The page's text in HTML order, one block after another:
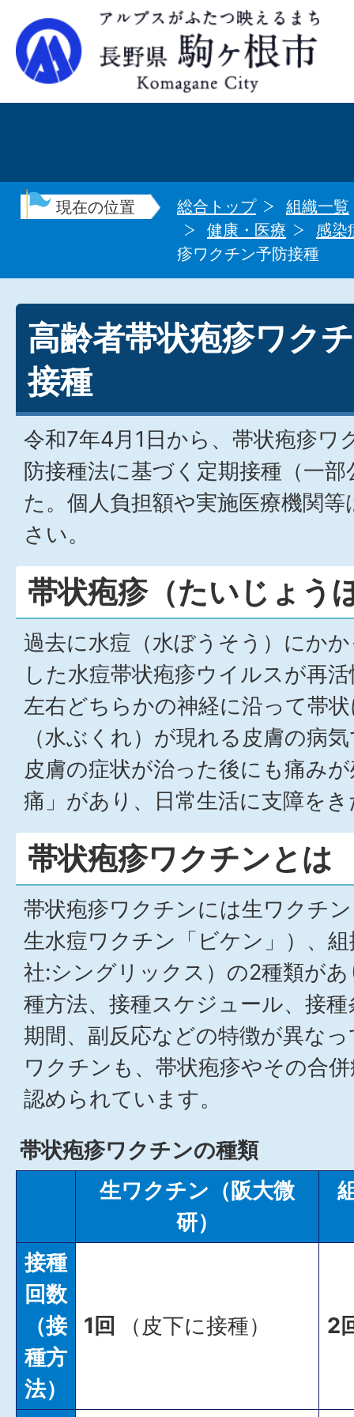
現在の位置 総合トップ
組織一覧
健康・医療
感染
疹ワクチン予防接種
高齢者帯状疱疹ワク
接種
令和7年4月1日から、帯状疱疹ワ
防接種法に基づく定期接種（一
た。個人負担額や実施医療機関
さい。
帯状疱疹（たいじょう
過去に水痘（水ぼうそう）にか
した水痘帯状疱疹ウイルスが再
左右どちらかの神経に沿って帯
（水ぶくれ）が現れる皮膚の病
皮膚の症状が治った後にも痛み
痛」があり、日常生活に支障を
帯状疱疹ワクチンとは
帯状疱疹ワクチンには生ワクチ
生水痘ワクチン「ビケン」）、
社:シングリックス）の2種類が
種方法、接種スケジュール、接
期間、副反応などの特徴が異な
ワクチンも、帯状疱疹やその合
認められています。
帯状疱疹ワクチンの種類
生ワクチン（阪大微
研）
接種
回数
（接
種方
法）
1回 （皮下に接種） 2